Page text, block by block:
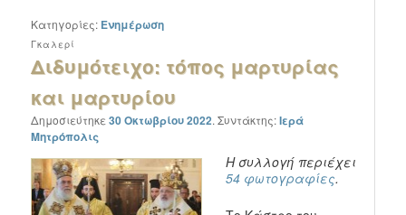
Κατηγορίες: Ενημέρωση
Διδυμότειχο: τόπος μαρτυρίας
και μαρτυρίου
Γκαλερί
Δημοσιεύτηκε30 Οκτωβρίου 2022.Συντάκτης:Ιερά
Μητρόπολις
Η συλλογή περιέχει
54 φωτογραφίες.